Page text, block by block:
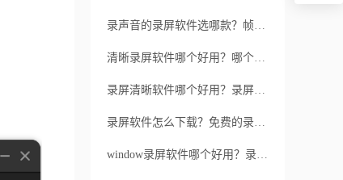
录声音的录屏软件选哪款？帧率设置过低对录制有何影响？
清晰录屏软件哪个好用？哪个录屏软件比较靠谱？
录屏清晰软件哪个好用？录屏清晰软件有哪些用途？
录屏软件怎么下载？免费的录屏软件有哪些？
window录屏软件哪个好用？录屏软件如何安装？